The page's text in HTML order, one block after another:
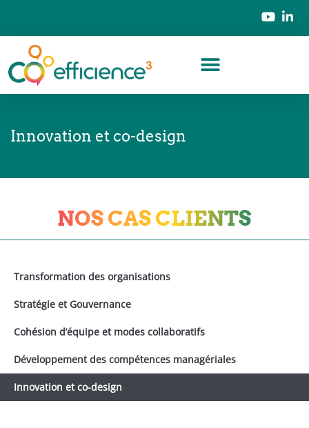
Innovation et co-design
NOS CAS CLIENTS
Transformation des organisations
Stratégie et Gouvernance
Cohésion d’équipe et modes collaboratifs
Développement des compétences managériales
Innovation et co-design